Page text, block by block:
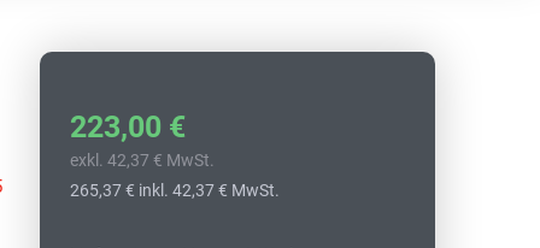
223,00 €
exkl. 42,37 € MwSt.
265,37 € inkl. 42,37 € MwSt.